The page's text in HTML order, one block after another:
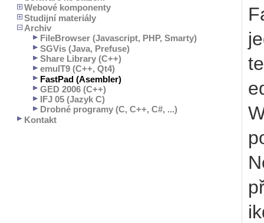
Webové komponenty
Studijní materiály
Archiv
FileBrowser (Javascript, PHP, Smarty)
SGVis (Java, Prefuse)
Share Library (C++)
emulT9 (C++, Qt4)
FastPad (Asembler)
GED 2006 (C++)
IFJ 05 (Jazyk C)
Drobné programy (C, C++, C#, ...)
Kontakt